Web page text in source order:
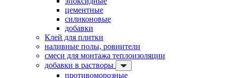
цементные
силиконовые
добавки
Клей для плитки
наливные полы, ровнители
смеси для монтажа теплоизоляции
добавки в растворы
противоморозные